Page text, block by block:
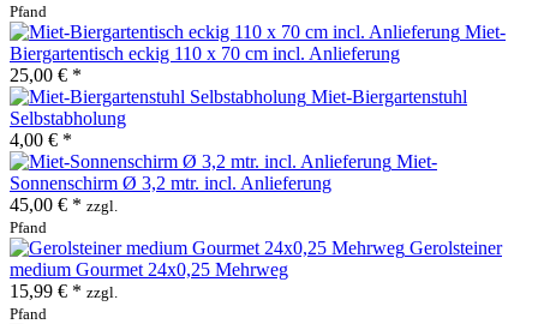
Pfand
Miet-
Biergartentisch eckig 110 x 70 cm incl. Anlieferung
25,00 € *
Miet-Biergartenstuhl
Selbstabholung
4,00 € *
Miet-
Sonnenschirm Ø 3,2 mtr. incl. Anlieferung
45,00 € * zzgl.
Pfand
Gerolsteiner
medium Gourmet 24x0,25 Mehrweg
15,99 € * zzgl.
Pfand